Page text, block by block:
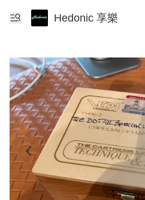
Hedonic 享樂